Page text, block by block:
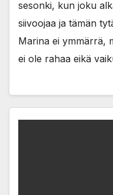
sesonki, kun joku
siivoojaa ja tämän
Marina ei ymmärrä,
ei ole rahaa eikä